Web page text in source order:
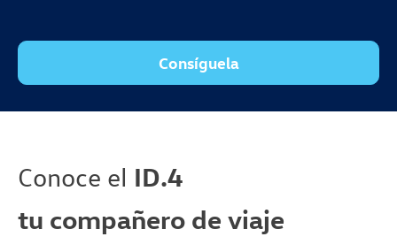
Consíguela
Conoce el ID.4
tu compañero de viaje